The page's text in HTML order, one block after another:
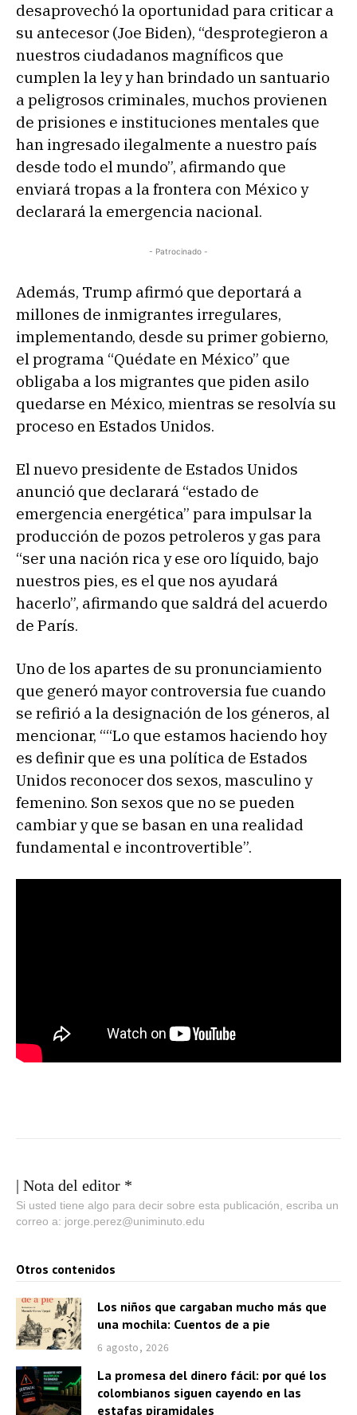
desaprovechó la oportunidad para criticar a
su antecesor (Joe Biden), “desprotegieron a
nuestros ciudadanos magníficos que
cumplen la ley y han brindado un santuario
a peligrosos criminales, muchos provienen
de prisiones e instituciones mentales que
han ingresado ilegalmente a nuestro país
desde todo el mundo”, afirmando que
enviará tropas a la frontera con México y
declarará la emergencia nacional.
- Patrocinado -
Además, Trump afirmó que deportará a
millones de inmigrantes irregulares,
implementando, desde su primer gobierno,
el programa “Quédate en México” que
obligaba a los migrantes que piden asilo
quedarse en México, mientras se resolvía su
proceso en Estados Unidos.
El nuevo presidente de Estados Unidos
anunció que declarará “estado de
emergencia energética” para impulsar la
producción de pozos petroleros y gas para
“ser una nación rica y ese oro líquido, bajo
nuestros pies, es el que nos ayudará
hacerlo”, afirmando que saldrá del acuerdo
de París.
Uno de los apartes de su pronunciamiento
que generó mayor controversia fue cuando
se refirió a la designación de los géneros, al
mencionar, ““Lo que estamos haciendo hoy
es definir que es una política de Estados
Unidos reconocer dos sexos, masculino y
femenino. Son sexos que no se pueden
cambiar y que se basan en una realidad
fundamental e incontrovertible”.
| Nota del editor *
Si usted tiene algo para decir sobre esta publicación, escriba un
correo a: jorge.perez@uniminuto.edu
Otros contenidos
Los niños que cargaban mucho más que
una mochila: Cuentos de a pie
6 agosto, 2026
La promesa del dinero fácil: por qué los
colombianos siguen cayendo en las
estafas piramidales